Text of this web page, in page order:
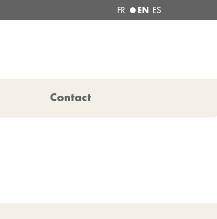
FR EN ES
Contact